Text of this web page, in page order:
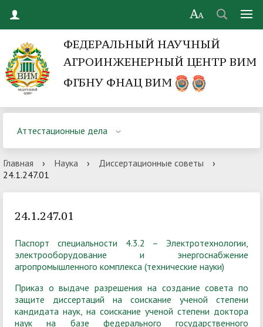
ФЕДЕРАЛЬНЫЙ НАУЧНЫЙ
АГРОИНЖЕНЕРНЫЙ ЦЕНТР ВИМ
ФГБНУ ФНАЦ ВИМ
Аттестационные дела
Главная › Наука › Диссертационные советы
›
24.1.247.01
24.1.247.01
Паспорт специальности 4.3.2 – Электротехнологии,
электрооборудование и энергоснабжение
агропромышленного комплекса (технические науки)
Приказ о выдаче разрешения на создание совета по
защите диссертаций на соискание ученой степени
кандидата наук, на соискание ученой степени доктора
наук на базе федерального государственного